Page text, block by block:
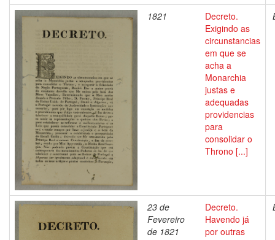
1821
Decreto.
Exigindo as
circunstancias
em que se
acha a
Monarchia
justas e
adequadas
providencias
para
consolidar o
Throno [...]
23 de
Fevereiro
de 1821
Decreto.
Havendo já
por outras